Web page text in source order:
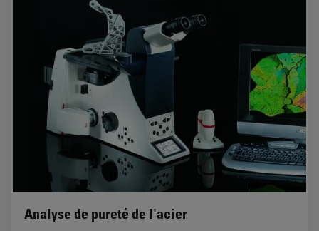
Analyse de pureté de l'acier